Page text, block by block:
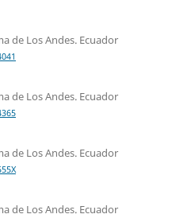
de Los Andes. Ecuador
de Los Andes. Ecuador
de Los Andes. Ecuador
de Los Andes. Ecuador